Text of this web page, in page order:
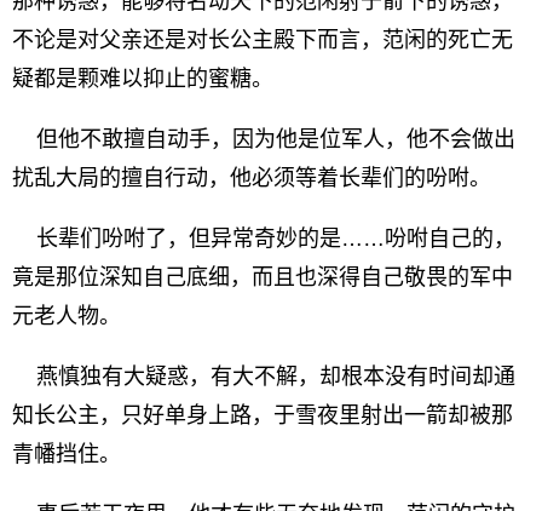
不论是对父亲还是对长公主殿下而言，范闲的死亡无
疑都是颗难以抑止的蜜糖。
但他不敢擅自动手，因为他是位军人，他不会做出
扰乱大局的擅自行动，他必须等着长辈们的吩咐。
长辈们吩咐了，但异常奇妙的是……吩咐自己的，
竟是那位深知自己底细，而且也深得自己敬畏的军中
元老人物。
燕慎独有大疑惑，有大不解，却根本没有时间却通
知长公主，只好单身上路，于雪夜里射出一箭却被那
青幡挡住。